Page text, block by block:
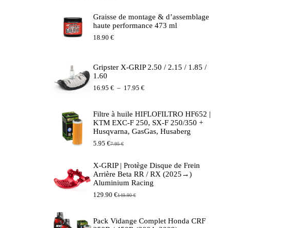
Graisse de montage & d’assemblage
haute performance 473 ml
18.90 €
Gripster X-GRIP 2.50 / 2.15 / 1.85 /
1.60
16.95 € – 17.95 €Plage
16.95 €
à
17.95 €
Filtre à huile HIFLOFILTRO HF652 |
KTM EXC-F 250, SX-F 250/350 +
Husqvarna, GasGas, Husaberg
7.95€
Le
initial
était :
7.95 €.
5.95 €
Le
actuel
est :
5.95 €.
X-GRIP | Protège Disque de Frein
Arrière Beta RR / RX (2025→)
Aluminium Racing
149.90€
Le
était :
129.90 €
Le
est :
Pack Vidange Complet Honda CRF